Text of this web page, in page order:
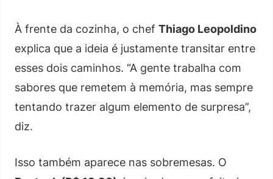
À frente da cozinha, o chef Thiago Leopoldino
explica que a ideia é justamente transitar entre
esses dois caminhos. “A gente trabalha com
sabores que remetem à memória, mas sempre
tentando trazer algum elemento de surpresa”,
diz.
Isso também aparece nas sobremesas. O